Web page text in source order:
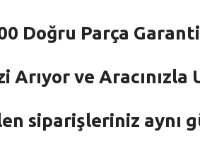
Doğru Parça
Arıyor ve
siparişleriniz aynı